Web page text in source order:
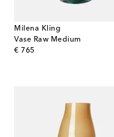
Milena Kling
Vase Raw Medium
€ 765
original price